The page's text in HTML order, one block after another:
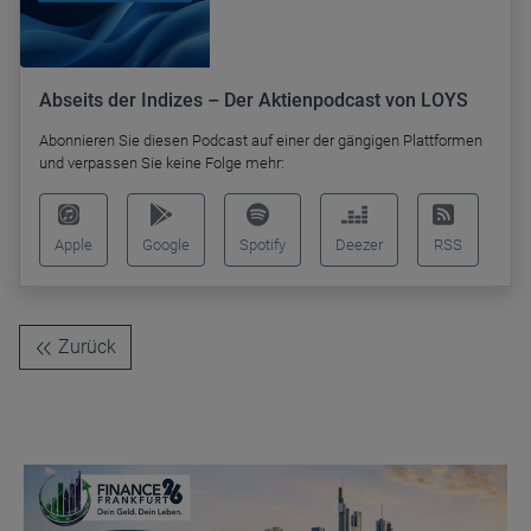
Abseits der Indizes – Der Aktienpodcast von LOYS
Abonnieren Sie diesen Podcast auf einer der gängigen Plattformen
und verpassen Sie keine Folge mehr:
Apple Google Spotify Deezer RSS
Zurück
Ablauf
1 Jahr